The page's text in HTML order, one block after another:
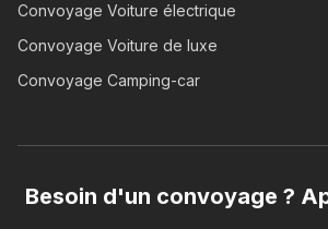
Convoyage Voiture électrique
Convoyage Voiture de luxe
Convoyage Camping-car
Besoin d'un convoyage ?